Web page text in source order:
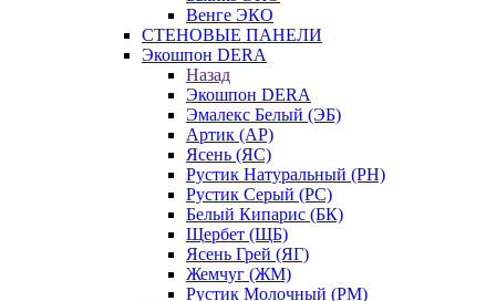
Венге ЭКО
СТЕНОВЫЕ ПАНЕЛИ
Экошпон DERA
Назад
Экошпон DERA
Эмалекс Белый (ЭБ)
Артик (АР)
Ясень (ЯС)
Рустик Натуральный (РН)
Рустик Серый (РС)
Белый Кипарис (БК)
Щербет (ЩБ)
Ясень Грей (ЯГ)
Жемчуг (ЖМ)
Рустик Молочный (РМ)